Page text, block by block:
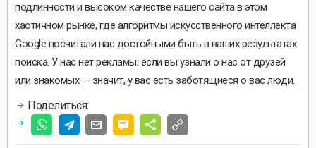
подлинности и высоком качестве нашего сайта в этом
хаотичном рынке, где алгоритмы искусственного интеллекта
Google посчитали нас достойными быть в ваших результатах
поиска. У нас нет рекламы; если вы узнали о нас от друзей
или знакомых — значит, у вас есть заботящиеся о вас люди.
Поделиться: